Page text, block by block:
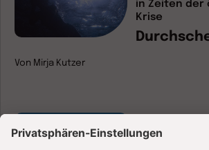
in Zeiten der
Krise
Von Mirja Kutzer
Jürgen